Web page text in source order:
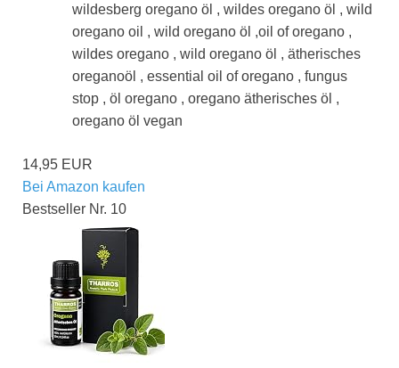
wildesberg oregano öl , wildes oregano öl , wild
oregano oil , wild oregano öl ,oil of oregano ,
wildes oregano , wild oregano öl , ätherisches
oreganoöl , essential oil of oregano , fungus
stop , öl oregano , oregano ätherisches öl ,
oregano öl vegan
14,95 EUR
Bei Amazon kaufen
Bestseller Nr. 10